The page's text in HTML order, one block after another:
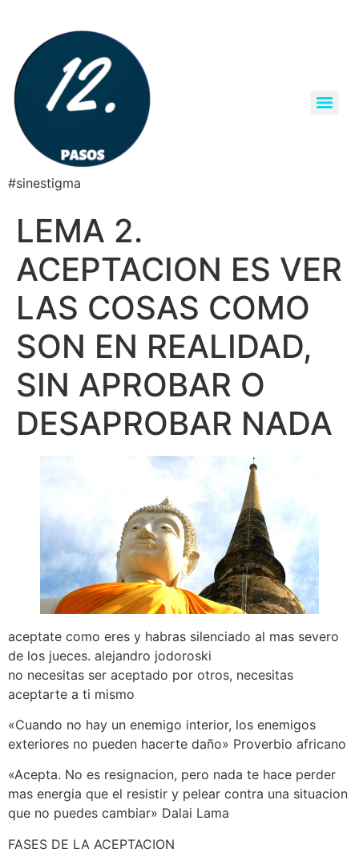
#sinestigma
LEMA 2.
ACEPTACION ES VER
LAS COSAS COMO
SON EN REALIDAD,
SIN APROBAR O
DESAPROBAR NADA
aceptate como eres y habras silenciado al mas severo
de los jueces. alejandro jodoroski
no necesitas ser aceptado por otros, necesitas
aceptarte a ti mismo
«Cuando no hay un enemigo interior, los enemigos
exteriores no pueden hacerte daño» Proverbio africano
«Acepta. No es resignacion, pero nada te hace perder
mas energia que el resistir y pelear contra una situacion
que no puedes cambiar» Dalai Lama
FASES DE LA ACEPTACION